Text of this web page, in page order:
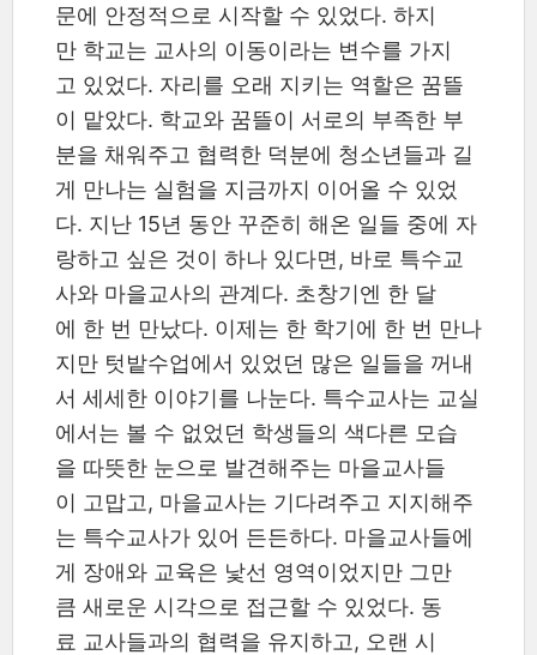
문에 안정적으로 시작할 수 있었다. 하지
만 학교는 교사의 이동이라는 변수를 가지
고 있었다. 자리를 오래 지키는 역할은 꿈뜰
이 맡았다. 학교와 꿈뜰이 서로의 부족한 부
분을 채워주고 협력한 덕분에 청소년들과 길
게 만나는 실험을 지금까지 이어올 수 있었
다. 지난 15년 동안 꾸준히 해온 일들 중에 자
랑하고 싶은 것이 하나 있다면, 바로 특수교
사와 마을교사의 관계다. 초창기엔 한 달
에 한 번 만났다. 이제는 한 학기에 한 번 만나
지만 텃밭수업에서 있었던 많은 일들을 꺼내
서 세세한 이야기를 나눈다. 특수교사는 교실
에서는 볼 수 없었던 학생들의 색다른 모습
을 따뜻한 눈으로 발견해주는 마을교사들
이 고맙고, 마을교사는 기다려주고 지지해주
는 특수교사가 있어 든든하다. 마을교사들에
게 장애와 교육은 낯선 영역이었지만 그만
큼 새로운 시각으로 접근할 수 있었다. 동
료 교사들과의 협력을 유지하고, 오랜 시